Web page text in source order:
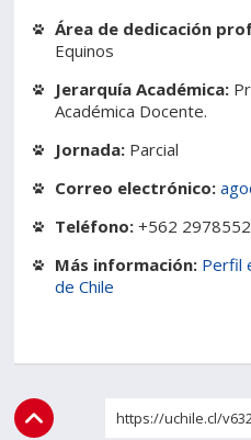
Área de dedicación
Equinos
Jerarquía Académica:
Académica Docente.
Jornada: Parcial
Correo electrónico:
Teléfono: +562
Más información: Perfil
de Chile
https://uchile.cl/